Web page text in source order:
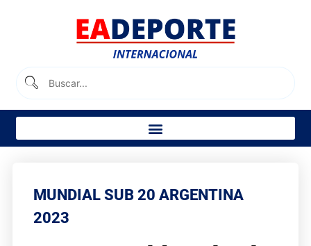
MUNDIAL SUB 20 ARGENTINA
2023